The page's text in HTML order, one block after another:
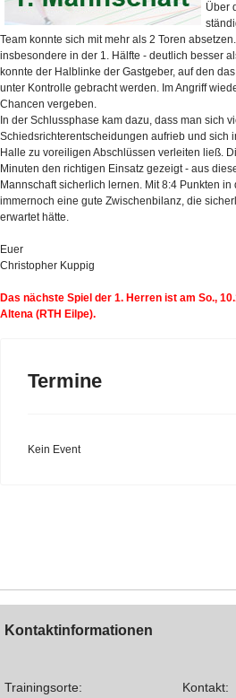
Über
Team konnte sich mit mehr als 2 Toren
insbesondere in der 1. Hälfte - deutlich besser
konnte der Halblinke der Gastgeber, auf den
unter Kontrolle gebracht werden. Im Angriff
Chancen vergeben.
In der Schlussphase kam dazu, dass man sich
Schiedsrichterentscheidungen aufrieb und sich
Halle zu voreiligen Abschlüssen verleiten ließ.
Minuten den richtigen Einsatz gezeigt - aus
Mannschaft sicherlich lernen. Mit 8:4 Punkten
immernoch eine gute Zwischenbilanz, die
erwartet hätte.
Euer
Christopher Kuppig
Das nächste Spiel der 1. Herren ist am So.,
Altena (RTH Eilpe).
Termine
Kein Event
Kontaktinformationen
Trainingsorte: Kontakt: